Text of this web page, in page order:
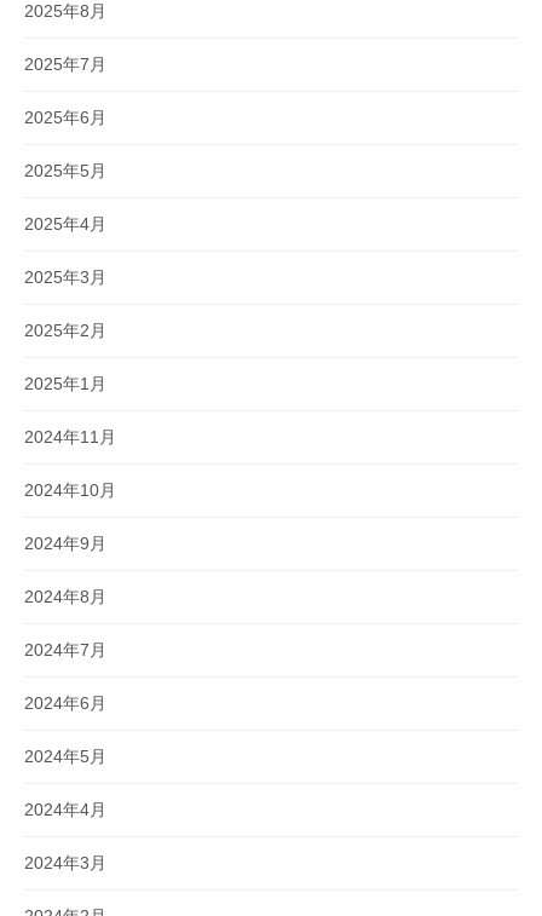
2025年8月
2025年7月
2025年6月
2025年5月
2025年4月
2025年3月
2025年2月
2025年1月
2024年11月
2024年10月
2024年9月
2024年8月
2024年7月
2024年6月
2024年5月
2024年4月
2024年3月